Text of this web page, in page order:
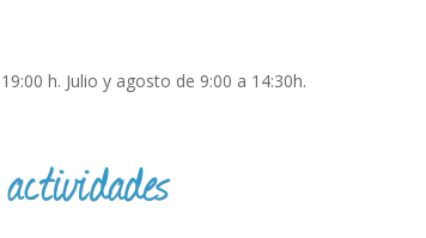
h. Julio y agosto de 9:00 a 14:30h.